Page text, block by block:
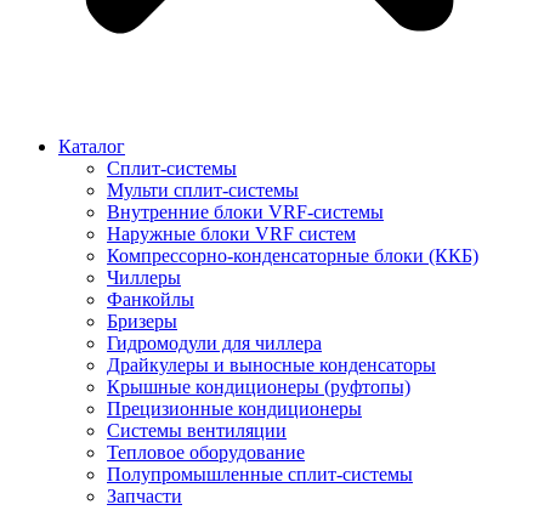
Каталог
Сплит-системы
Мульти сплит-системы
Внутренние блоки VRF-cистемы
Наружные блоки VRF cистем
Компрессорно-конденсаторные блоки (ККБ)
Чиллеры
Фанкойлы
Бризеры
Гидромодули для чиллера
Драйкулеры и выносные конденсаторы
Крышные кондиционеры (руфтопы)
Прецизионные кондиционеры
Системы вентиляции
Тепловое оборудование
Полупромышленные сплит-системы
Запчасти